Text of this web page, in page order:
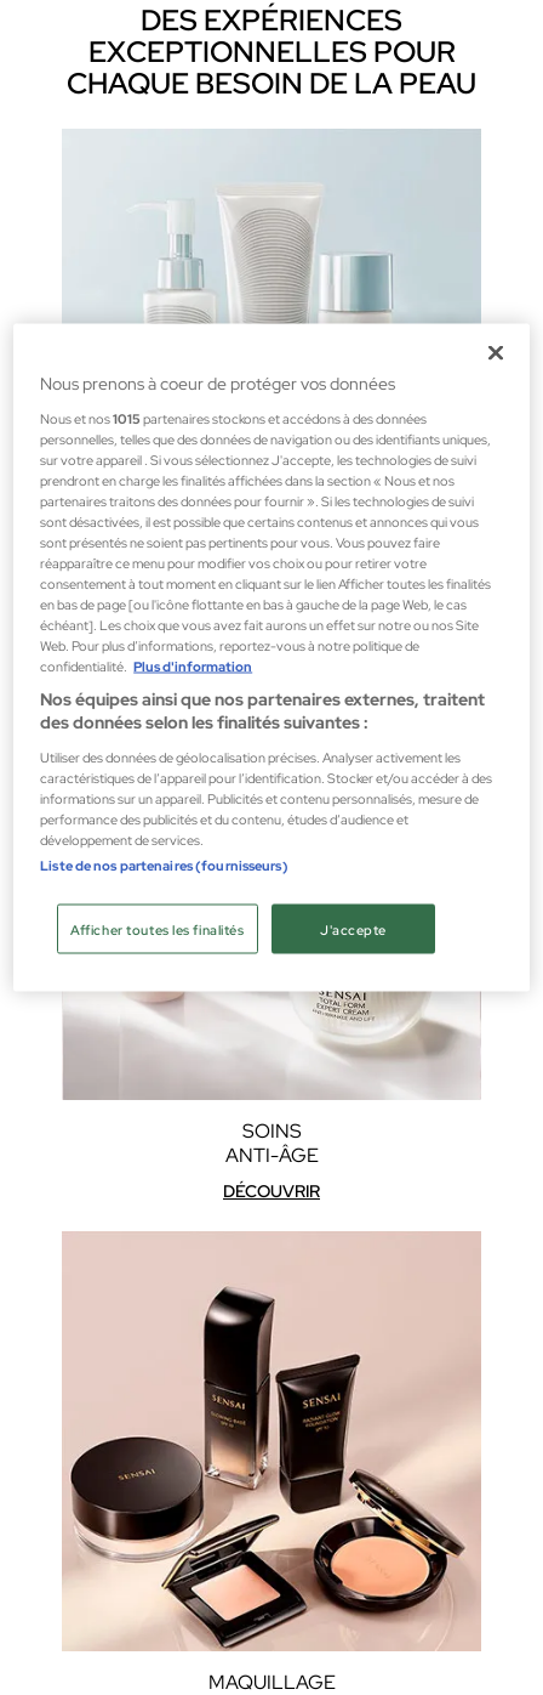
DES EXPÉRIENCES
EXCEPTIONNELLES POUR
CHAQUE BESOIN DE LA PEAU
NETTOYAGE
DÉCOUVRIR
SOINS
ANTI-ÂGE
DÉCOUVRIR
MAQUILLAGE
Nous prenons à coeur de protéger vos données
Nous et nos1015 partenaires stockons et accédons à des données
personnelles, telles que des données de navigation ou des identifiants uniques,
sur votre appareil . Si vous sélectionnez J'accepte, les technologies de suivi
prendront en charge les finalités affichées dans la section « Nous et nos
partenaires traitons des données pour fournir ». Si les technologies de suivi
sont désactivées, il est possible que certains contenus et annonces qui vous
sont présentés ne soient pas pertinents pour vous. Vous pouvez faire
réapparaître ce menu pour modifier vos choix ou pour retirer votre
consentement à tout moment en cliquant sur le lien Afficher toutes les finalités
en bas de page [ou l'icône flottante en bas à gauche de la page Web, le cas
échéant]. Les choix que vous avez fait aurons un effet sur notre ou nos Site
Web. Pour plus d’informations, reportez-vous à notre politique de
confidentialité. Plus d'information
Nos équipes ainsi que nos partenaires externes, traitent
des données selon les finalités suivantes :
Utiliser des données de géolocalisation précises. Analyser activement les
caractéristiques de l’appareil pour l’identification. Stocker et/ou accéder à des
informations sur un appareil. Publicités et contenu personnalisés, mesure de
performance des publicités et du contenu, études d’audience et
développement de services.
Liste de nos partenaires (fournisseurs)
J'accepte
Afficher toutes les finalités